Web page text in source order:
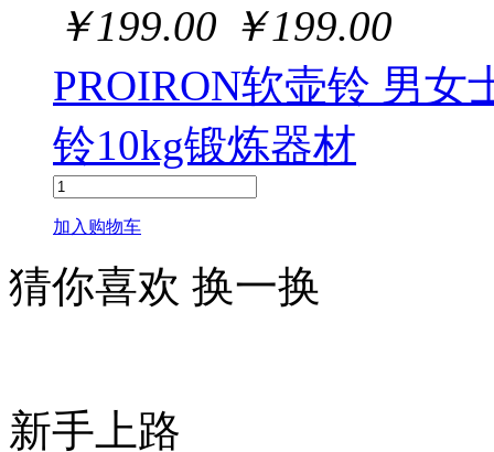
￥199.00 ￥199.00
PROIRON软壶铃 男
铃10kg锻炼器材
加入购物车
猜你喜欢 换一换
新手上路